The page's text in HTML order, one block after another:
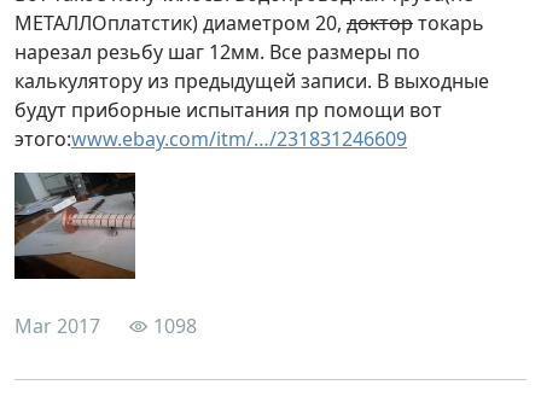
МЕТАЛЛОплатстик) диаметром 20, доктортокарь
нарезал резьбу шаг 12мм. Все размеры по
калькулятору из предыдущей записи. В выходные
будут приборные испытания пр помощи вот
этого:www.ebay.com/itm/…/231831246609
Mar 2017 1098